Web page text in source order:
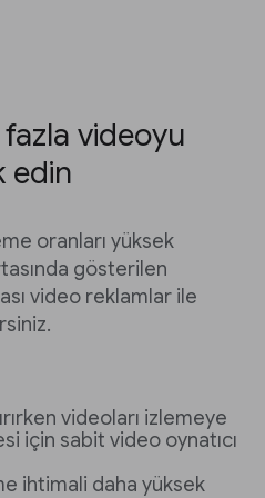
videoyu
edin
oranları yüksek
gösterilen
video reklamlar ile
videoları izlemeye
için sabit video oynatıcı
ihtimali daha yüksek